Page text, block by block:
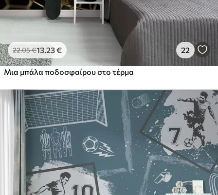
22.05€13 .23€ 22
Μια μπάλα ποδοσφαίρου στο τέρμα